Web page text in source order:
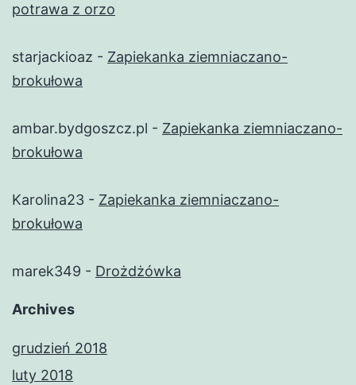
potrawa z orzo
starjackioaz - Zapiekanka ziemniaczano-
brokułowa
ambar.bydgoszcz.pl - Zapiekanka ziemniaczano-
brokułowa
Karolina23 - Zapiekanka ziemniaczano-
brokułowa
marek349 - Drożdżówka
Archives
grudzień 2018
luty 2018